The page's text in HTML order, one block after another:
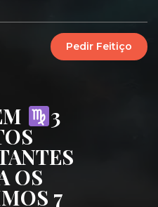
Pedir Feitiço
3
OS
7